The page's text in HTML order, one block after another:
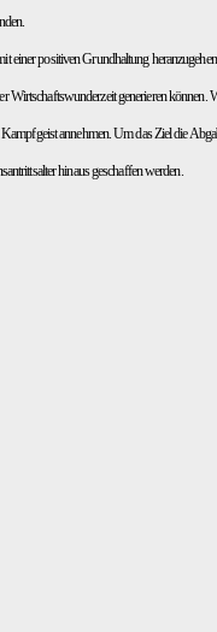
einer positiven Grundhaltung
generieren können.
annehmen. Um das Ziel die
hinaus geschaffen werden.